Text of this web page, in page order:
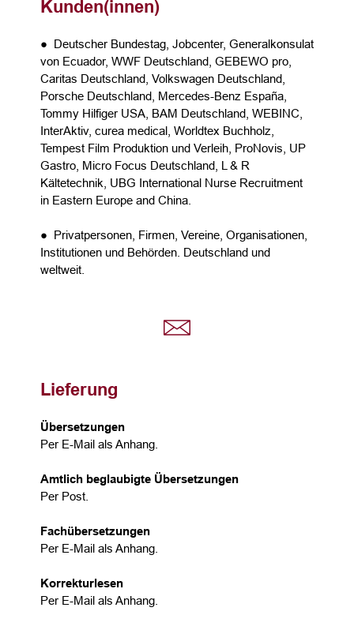
Kunden(innen)
● Deutscher Bundestag, Jobcenter, Generalkonsulat
von Ecuador, WWF Deutschland, GEBEWO pro,
Caritas Deutschland, Volkswagen Deutschland,
Porsche Deutschland, Mercedes-Benz España,
Tommy Hilfiger USA, BAM Deutschland, WEBINC,
InterAktiv, curea medical, Worldtex Buchholz,
Tempest Film Produktion und Verleih, ProNovis, UP
Gastro, Micro Focus Deutschland, L & R
Kältetechnik, UBG International Nurse Recruitment
in Eastern Europe and China.
● Privatpersonen, Firmen, Vereine, Organisationen,
Institutionen und Behörden. Deutschland und
weltweit.
Lieferung
Übersetzungen
Per E-Mail als Anhang.
Amtlich beglaubigte Übersetzungen
Per Post.
Fachübersetzungen
Per E-Mail als Anhang.
Korrekturlesen
Per E-Mail als Anhang.